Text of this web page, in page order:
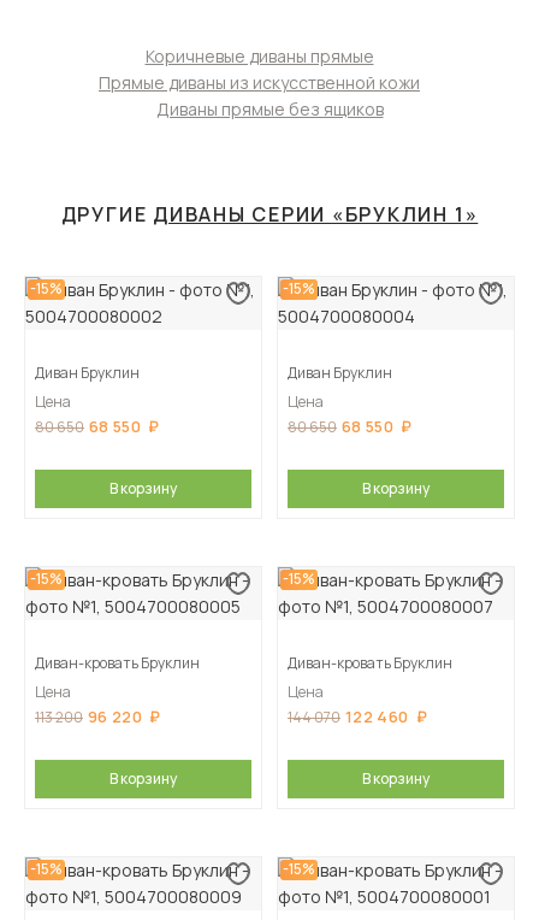
Коричневые диваны прямые
Прямые диваны из искусственной кожи
Диваны прямые без ящиков
ДРУГИЕ ДИВАНЫ СЕРИИ «БРУКЛИН 1»
-15%
Диван Бруклин
Цена
80 650 68 550
В корзину
-15%
Диван Бруклин
Цена
80 650 68 550
В корзину
-15%
Диван-кровать Бруклин
Цена
113 200 96 220
В корзину
-15%
Диван-кровать Бруклин
Цена
144 070 122 460
В корзину
-15% -15%